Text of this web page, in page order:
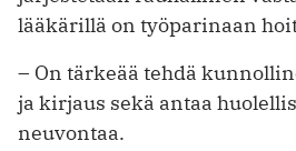
lääkärillä on työparinaan
– On tärkeää tehdä
ja kirjaus sekä antaa
neuvontaa.